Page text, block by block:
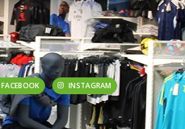
FACEBOOK INSTAGRAM